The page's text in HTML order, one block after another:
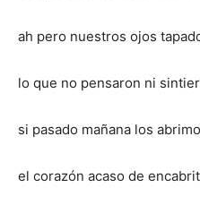
ah pero nuestros ojos
lo que no pensaron ni
si pasado mañana los
el corazón acaso de